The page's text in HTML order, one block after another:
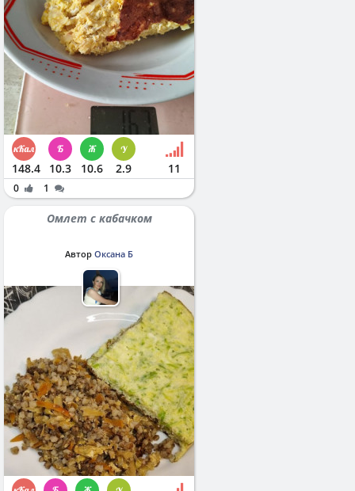
148.4 10.3 10.6 2.9 11
0 1
Омлет с кабачком
Автор Оксана Б